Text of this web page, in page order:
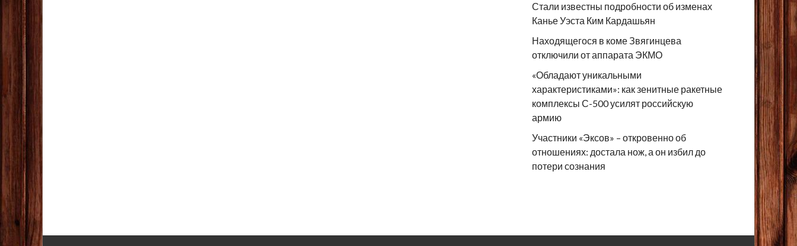
Стали известны подробности об изменах
Канье Уэста Ким Кардашьян
Находящегося в коме Звягинцева
отключили от аппарата ЭКМО
«Обладают уникальными
характеристиками»: как зенитные ракетные
комплексы С-500 усилят российскую
армию
Участники «Эксов» – откровенно об
отношениях: достала нож, а он избил до
потери сознания